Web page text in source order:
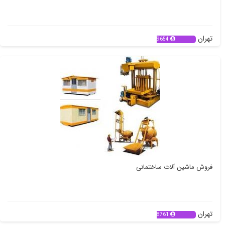
تهران 9654
فروش ماشین آلات ساختمانی
تهران 8761